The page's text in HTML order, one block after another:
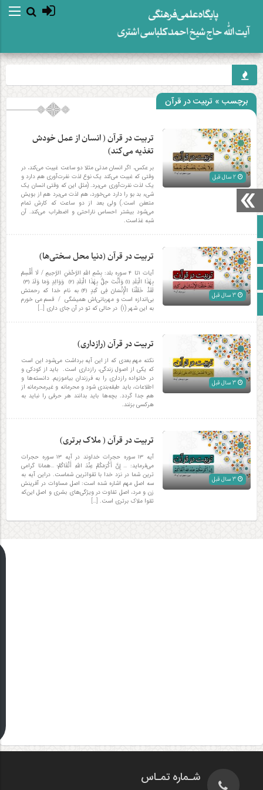
آپارات
اینستاگرام
زبان انگلیسی
برچسب » تربیت در قرآن
تربیت در قرآن ( انسان از عمل خودش
تغذیه می‌کند)
بر عکس، اگر انسان مدتی مثلا دو ساعت غیبت می‌کند، در
وقتی که غیبت می‌کند یک نوع لذت نفرت‌آوری هم دارد و
یک لذت نفرت‌آوری می‌برد. (مثل این که وقتی انسان یک
شیء بد بو را دارد می‌خورد، هم لذت می‌برد هم از بویش
متعفن است.) ولی بعد از دو ساعت که کارش تمام
می‌شود بیشتر احساس ناراحتی و اضطراب می‌کند. آن
شبه غذاست.
تربیت در قرآن (دنیا محل سختی‌ها)
آیات ۱تا ۴ سوره بلد: بِسْمِ اللَّهِ الرَّحْمَٰنِ الرَّحِیمِ / لَا أُقْسِمُ
بِهَٰذَا الْبَلَدِ ﴿١﴾ وَأَنْتَ حِلٌّ بِهَٰذَا الْبَلَدِ ﴿٢﴾ وَوَالِدٍ وَمَا وَلَدَ ﴿٣﴾
لَقَدْ خَلَقْنَا الْإِنْسَانَ فِی کَبَدٍ ﴿۴﴾ به نام خدا که رحمتش
بی‌اندازه است و مهربانی‌اش همیشگی / قسم می خورم
به این شهر (۱) در حالی که تو در آن جای داری […]
تربیت در قرآن (رازداری)
نکته مهم بعدی که از این آیه برداشت می‌شود این است
که يكى از اصول زندگى، رازدارى است. باید از كودكى و
در خانواده رازدارى را به فرزندان بياموزيم. دانسته‌ها و
اطلاعات، بايد طبقه‌بندى شود و محرمانه و غيرمحرمانه از
هم جدا گردد. بچه‌ها باید بدانند هر حرفی را نباید به
هرکسی بزنند.
تربیت در قرآن ( ملاک برتری)
آیه ۱۳ سوره حجرات خداوند در آیه ۱۳ سوره حجرات
می‌فرماید: … إِنَّ أَکْرَمَکُمْ عِنْدَ اللَّهِ أَتْقَاکُمْ؛ …همانا گرامی
ترین شما در نزد خدا با تقواترین شماست. دراین آیه به
سه اصل مهم اشاره شده است: اصل مساوات در آفرینش
زن و مرد، اصل تفاوت در ویژگى‌هاى بشرى و اصل این‌که
تقوا ملاک برترى است. […]
شـماره تمـاس